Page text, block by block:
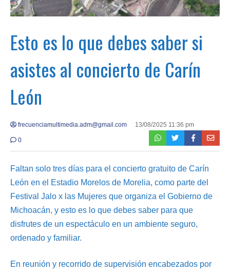
Esto es lo que debes saber si
asistes al concierto de Carín
León
frecuenciamultimedia.adm@gmail.com 13/08/2025 11:36 pm
0
Faltan solo tres días para el concierto gratuito de Carín
León en el Estadio Morelos de Morelia, como parte del
Festival Jalo x las Mujeres que organiza el Gobierno de
Michoacán, y esto es lo que debes saber para que
disfrutes de un espectáculo en un ambiente seguro,
ordenado y familiar.
En reunión y recorrido de supervisión encabezados por